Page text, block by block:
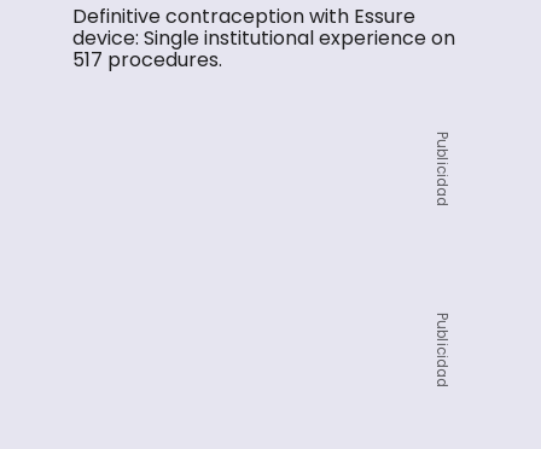
Definitive contraception with Essure
device: Single institutional experience on
517 procedures.
Publicidad
Publicidad